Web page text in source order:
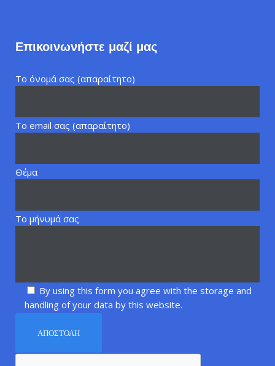
Επικοινωνήστε μαζί μας
Το όνομά σας (απαραίτητο)
Το email σας (απαραίτητο)
Θέμα
Το μήνυμά σας
By using this form you agree with the storage and
handling of your data by this website.